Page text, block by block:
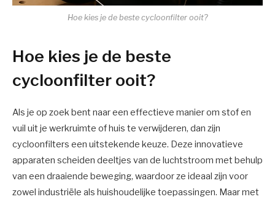
Hoe kies je de beste cycloonfilter ooit?
Hoe kies je de beste
cycloonfilter ooit?
Als je op zoek bent naar een effectieve manier om stof en
vuil uit je werkruimte of huis te verwijderen, dan zijn
cycloonfilters een uitstekende keuze. Deze innovatieve
apparaten scheiden deeltjes van de luchtstroom met behulp
van een draaiende beweging, waardoor ze ideaal zijn voor
zowel industriële als huishoudelijke toepassingen. Maar met